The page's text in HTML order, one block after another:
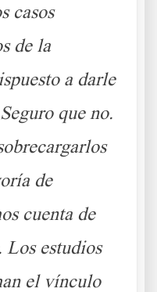
casos
de la
a darle
que no.
de
cuenta de
Los estudios
el vínculo